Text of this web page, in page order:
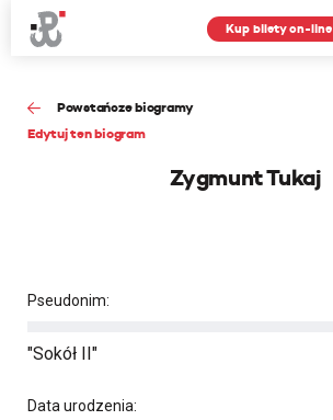
Kup bilety on-line
Powstańcze biogramy
Edytuj ten biogram
Zygmunt Tukaj
Pseudonim:
"Sokół II"
Data urodzenia: